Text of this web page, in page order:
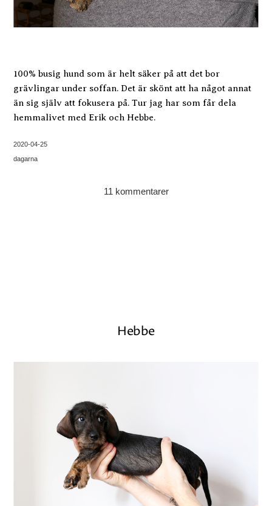
100% busig hund som är helt säker på att det bor
grävlingar under soffan. Det är skönt att ha något annat
än sig själv att fokusera på. Tur jag har som får dela
hemmalivet med Erik och Hebbe.
2020-04-25
dagarna
11 kommentarer
Hebbe